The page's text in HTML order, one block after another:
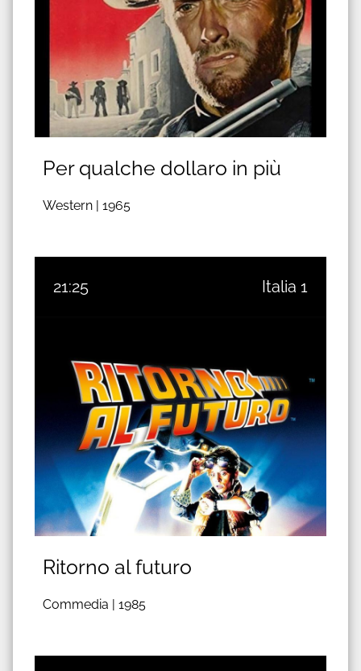
Per qualche dollaro in più
Western | 1965
21:25 Italia 1
Ritorno al futuro
Commedia | 1985